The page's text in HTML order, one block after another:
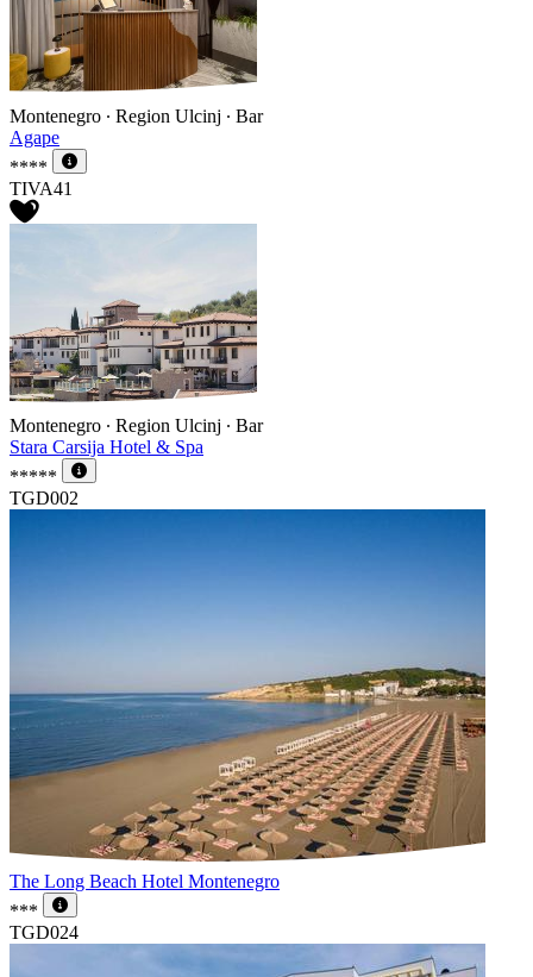
Montenegro ∙ Region Ulcinj ∙ Bar
Agape
****
TIVA41
Montenegro ∙ Region Ulcinj ∙ Bar
Stara Carsija Hotel & Spa
*****
TGD002
The Long Beach Hotel Montenegro
***
TGD024